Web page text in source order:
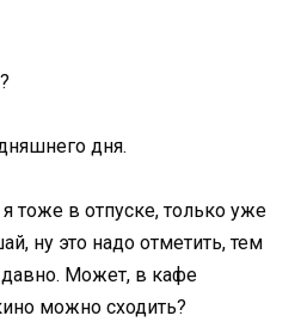
дня.
тоже в отпуске, только уже
ну это надо отметить, тем
Может, в кафе
можно сходить?